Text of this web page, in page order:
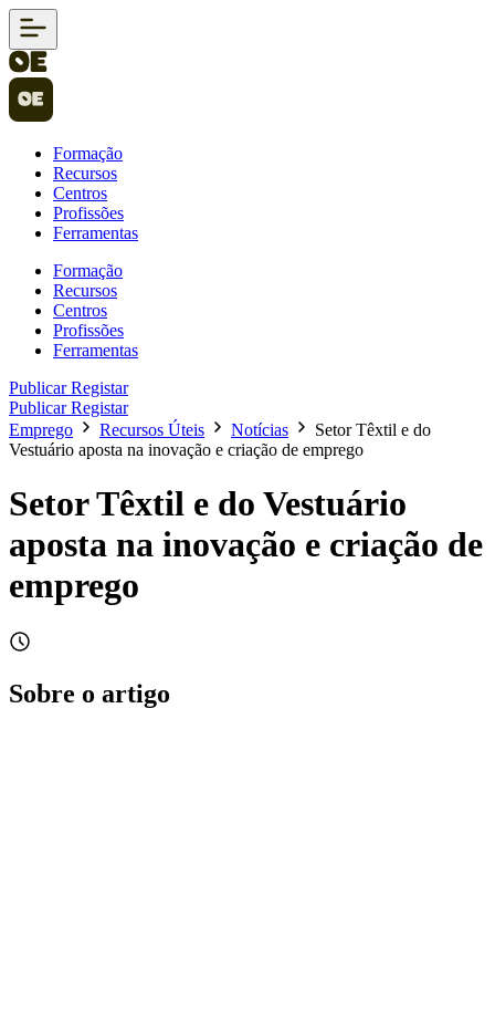
Formação
Recursos
Centros
Profissões
Ferramentas
Formação
Recursos
Centros
Profissões
Ferramentas
PublicarRegistar
PublicarRegistar
Emprego
Recursos Úteis Notícias
Setor Têxtil e do
Vestuário aposta na inovação e criação de emprego
Setor Têxtil e do Vestuário
aposta na inovação e criação de
emprego
Sobre o artigo